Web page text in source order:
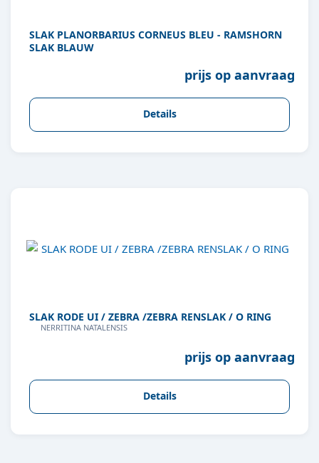
SLAK PLANORBARIUS CORNEUS BLEU - RAMSHORN
SLAK BLAUW
prijs op aanvraag
Details
SLAK RODE UI / ZEBRA /ZEBRA RENSLAK / O RING
NERRITINA NATALENSIS
prijs op aanvraag
Details